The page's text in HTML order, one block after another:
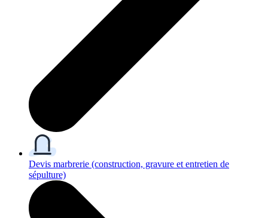
Devis marbrerie (construction, gravure et entretien de
sépulture)